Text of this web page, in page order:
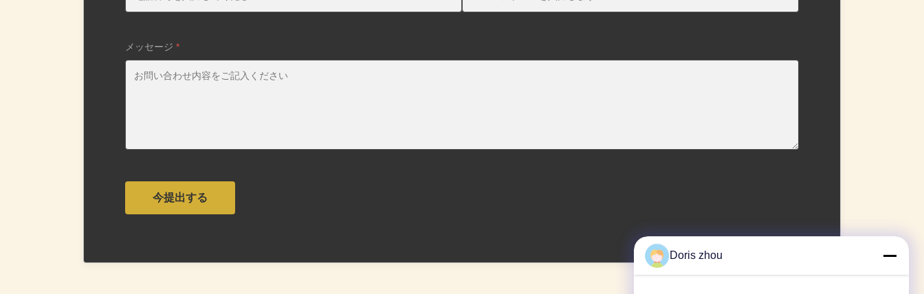
メッセージ *
今提出する
Doris zhou